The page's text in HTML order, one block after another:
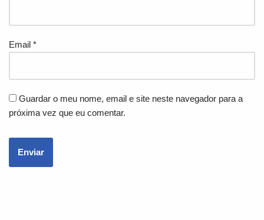
Email *
Guardar o meu nome, email e site neste navegador para a
próxima vez que eu comentar.